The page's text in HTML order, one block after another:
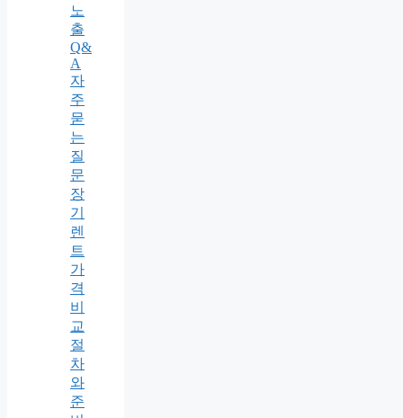
노
출
Q&
A
자
주
묻
는
질
문
장
기
렌
트
가
격
비
교
절
차
와
준